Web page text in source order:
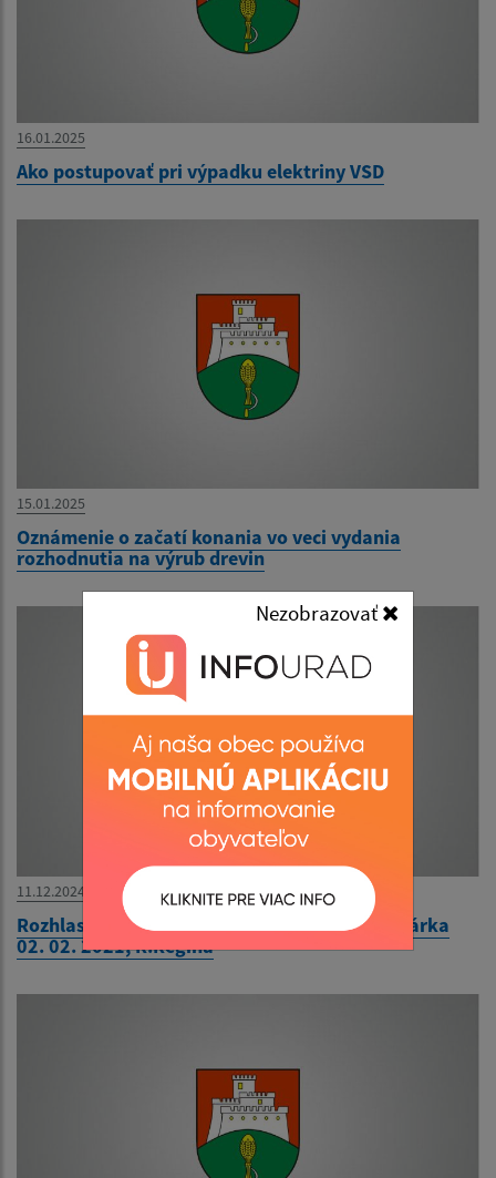
Nezobrazovať
16.01.2025
Ako postupovať pri výpadku elektriny VSD
15.01.2025
Oznámenie o začatí konania vo veci vydania
rozhodnutia na výrub drevin
11.12.2024
Rozhlasová relácia Kroniky a ocenená kronikárka
02. 02. 2021, R.Regina